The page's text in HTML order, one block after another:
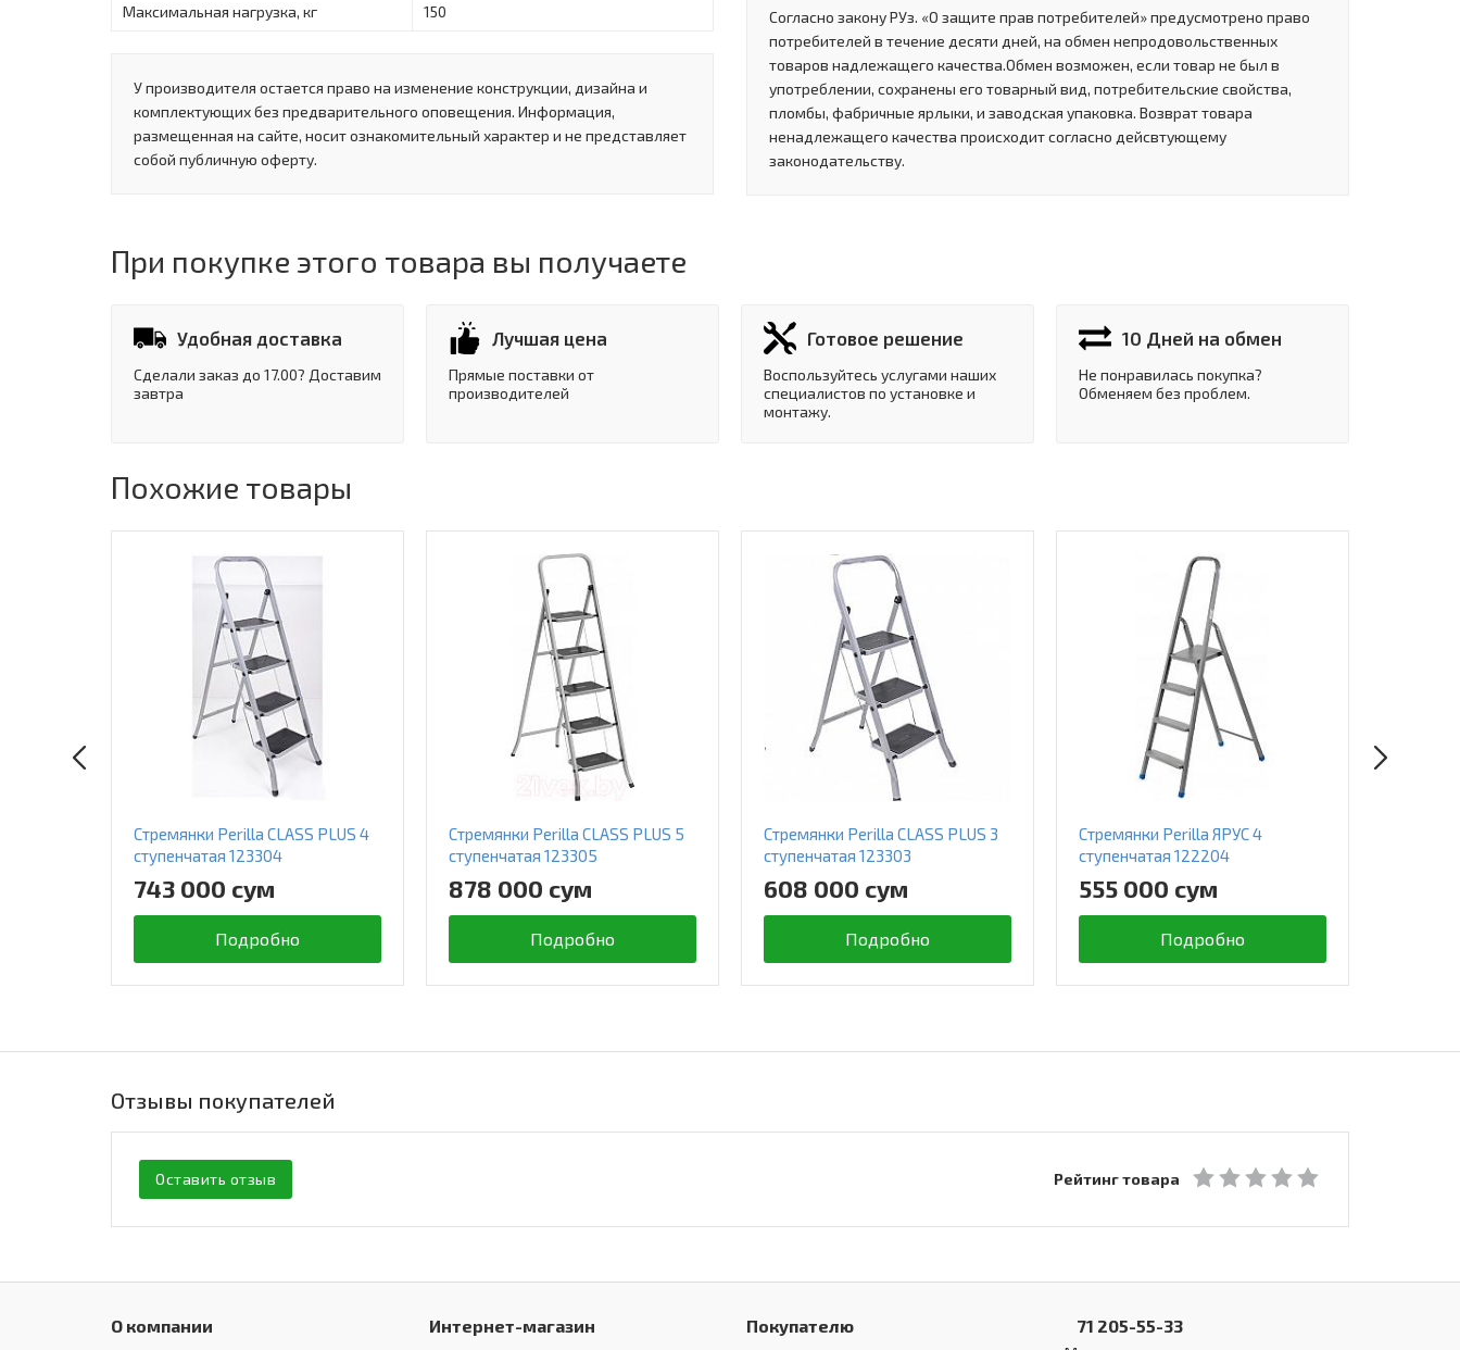
Максимальная нагрузка, кг 150
У производителя остается право на изменение конструкции, дизайна и
комплектующих без предварительного оповещения. Информация,
размещенная на сайте, носит ознакомительный характер и не представляет
собой публичную оферту.
Согласно закону РУз. «О защите прав потребителей» предусмотрено право
потребителей в течение десяти дней, на обмен непродовольственных
товаров надлежащего качества.Обмен возможен, если товар не был в
употреблении, сохранены его товарный вид, потребительские свойства,
пломбы, фабричные ярлыки, и заводская упаковка. Возврат товара
ненадлежащего качества происходит согласно дейсвтующему
законодательству.
При покупке этого товара вы получаете
Удобная доставка
Сделали заказ до 17.00? Доставим
завтра
Лучшая цена
Прямые поставки от
производителей
Готовое решение
Воспользуйтесь услугами наших
специалистов по установке и
монтажу.
10 Дней на обмен
Не понравилась покупка?
Обменяем без проблем.
Похожие товары
Стремянки Perilla CLASS PLUS 4
ступенчатая 123304
743 000 сум
Подробно
Стремянки Perilla CLASS PLUS 5
ступенчатая 123305
878 000 сум
Подробно
Стремянки Perilla CLASS PLUS 3
ступенчатая 123303
608 000 сум
Подробно
Стремянки Perilla ЯРУС 4
ступенчатая 122204
555 000 сум
Подробно
Отзывы покупателей
Оставить отзыв Рейтинг товара
О компании Интернет-магазин Покупателю 71 205-55-33